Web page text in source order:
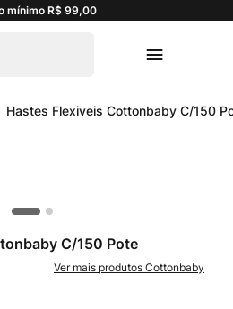
mínimo R$ 99,00
Hastes Flexiveis Cottonbaby C/150
C/150 Pote
Cottonbaby